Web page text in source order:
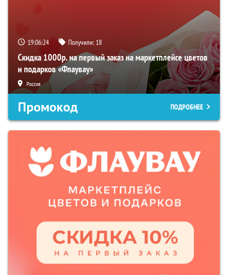
19:06:23 Получили: 18
Скидка 1000р. на первый заказ на маркетплейсе цветов
и подарков «Флаувау»
Россия
Промокод ПОДРОБНЕЕ